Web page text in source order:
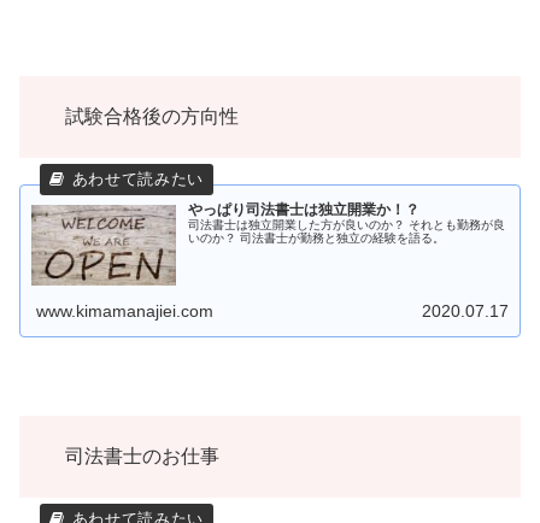
試験合格後の方向性
やっぱり司法書士は独立開業か！？
司法書士は独立開業した方が良いのか？ それとも勤務が良
いのか？ 司法書士が勤務と独立の経験を語る。
www.kimamanajiei.com 2020.07.17
司法書士のお仕事